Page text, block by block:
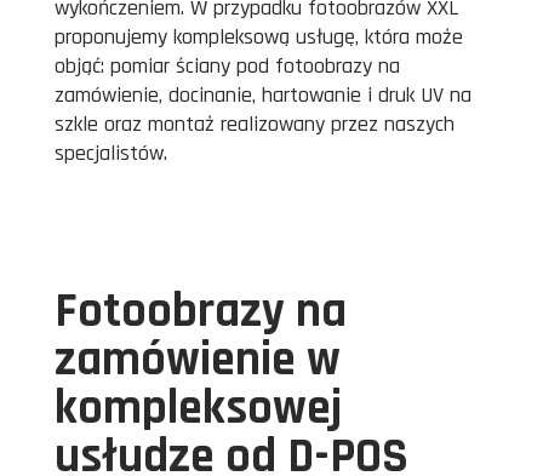
wykończeniem. W przypadku fotoobrazów XXL
proponujemy kompleksową usługę, która może
objąć: pomiar ściany pod fotoobrazy na
zamówienie, docinanie, hartowanie i druk UV na
szkle oraz montaż realizowany przez naszych
specjalistów.
Fotoobrazy na
zamówienie w
kompleksowej
usłudze od D-POS